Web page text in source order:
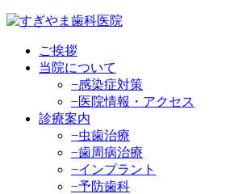
ご挨拶
当院について
−感染症対策
−医院情報・アクセス
診療案内
−虫歯治療
−歯周病治療
−インプラント
−予防歯科